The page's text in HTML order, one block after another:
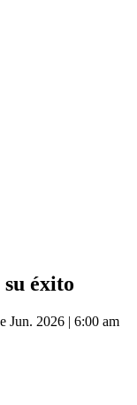
éxito
Jun. 2026 | 6:00 am